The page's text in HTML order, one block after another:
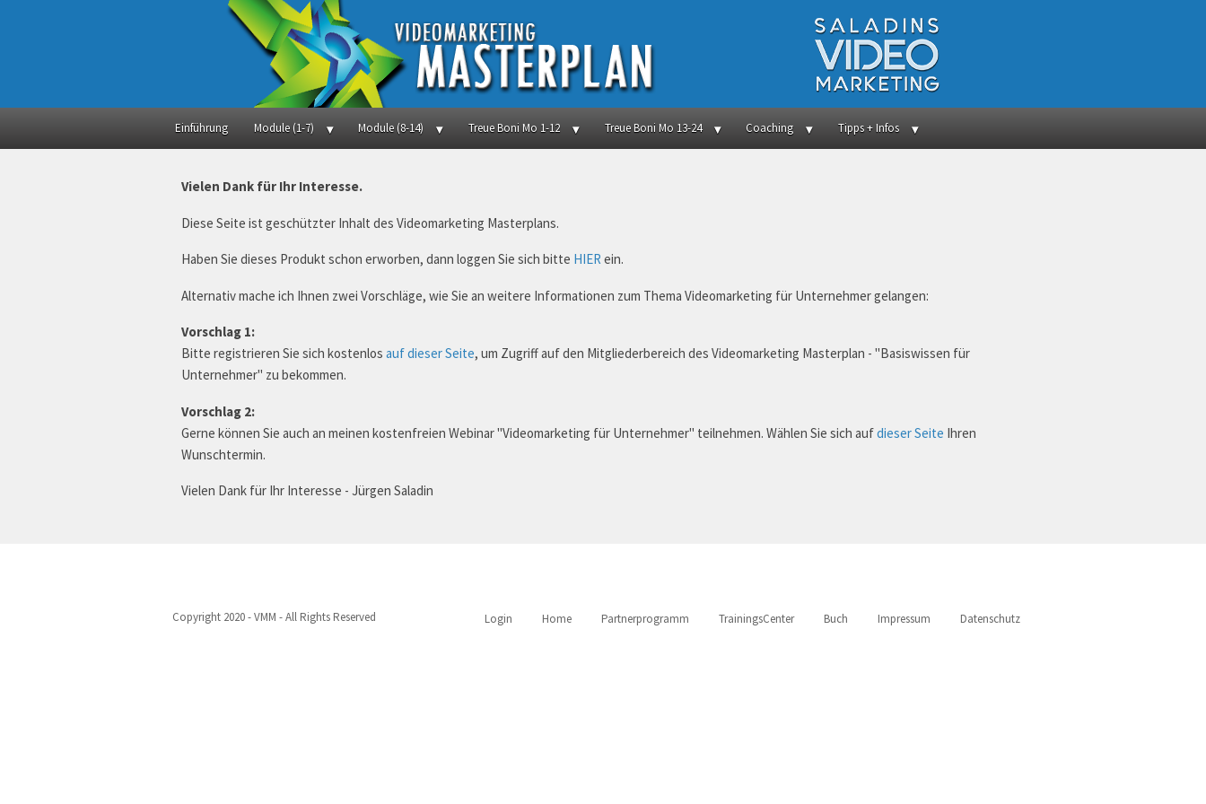
Einführung Module (1-7) Module (8-14) Treue Boni Mo 1-12 Treue Boni Mo 13-24 Coaching Tipps + Infos
Vielen Dank für Ihr Interesse.
Diese Seite ist geschützter Inhalt des Videomarketing Masterplans.
Haben Sie dieses Produkt schon erworben, dann loggen Sie sich bitte HIER ein.
Alternativ mache ich Ihnen zwei Vorschläge, wie Sie an weitere Informationen zum Thema Videomarketing für Unternehmer gelangen:
Vorschlag 1:
Bitte registrieren Sie sich kostenlos auf dieser Seite, um Zugriff auf den Mitgliederbereich des Videomarketing Masterplan - "Basiswissen für
Unternehmer" zu bekommen.
Vorschlag 2:
Gerne können Sie auch an meinen kostenfreien Webinar "Videomarketing für Unternehmer" teilnehmen. Wählen Sie sich aufdieser Seite Ihren
Wunschtermin.
Vielen Dank für Ihr Interesse - Jürgen Saladin
Login Home Partnerprogramm TrainingsCenter Buch Impressum Datenschutz
Copyright 2020 - VMM - All Rights Reserved